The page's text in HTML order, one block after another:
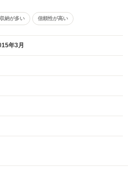
しれないですが、こだわりを持って発展
。
収納が多い 信頼性が高い
年3月